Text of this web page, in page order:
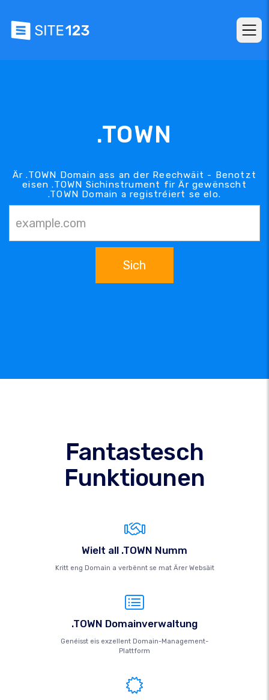
.TOWN
Är .TOWN Domain ass an der Reechwäit - Benotzt
eisen .TOWN Sichinstrument fir Är gewënscht
.TOWN Domain a registréiert se elo.
Sich
Fantastesch
Funktiounen
Wielt all .TOWN Numm
Kritt eng Domain a verbënnt se mat Ärer Websäit
.TOWN Domainverwaltung
Genéisst eis exzellent Domain-Management-
Plattform